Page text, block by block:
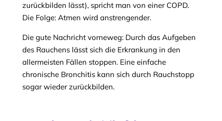
zurückbilden lässt), spricht man von einer COPD.
Die Folge: Atmen wird anstrengender.
Die gute Nachricht vorneweg: Durch das Aufgeben
des Rauchens lässt sich die Erkrankung in den
allermeisten Fällen stoppen. Eine einfache
chronische Bronchitis kann sich durch Rauchstopp
sogar wieder zurückbilden.